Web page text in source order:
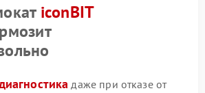
iconBIT
даже при отказе от